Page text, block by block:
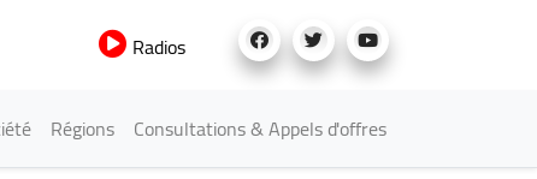
Radios
Régions Consultations & Appels d'offres